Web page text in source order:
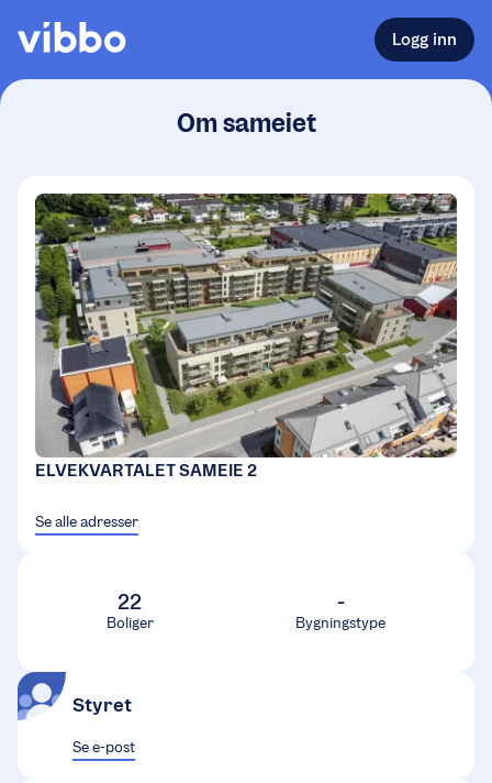
Logg inn
Om sameiet
ELVEKVARTALET SAMEIE 2
Se alle adresser
22
Boliger
-
Bygningstype
Styret
Se e-post